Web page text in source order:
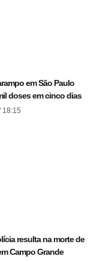
em São Paulo
doses em cinco dias
18:15
resulta na morte de
Campo Grande